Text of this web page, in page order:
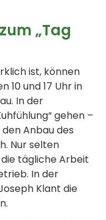
„Tag
ist, können
10 und 17 Uhr in
In der
gehen –
Anbau des
Nur selten
tägliche Arbeit
In der
Klant die